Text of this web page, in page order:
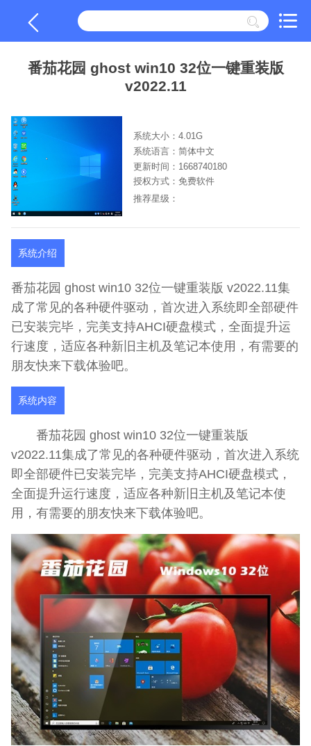
番茄花园 ghost win10 32位一键重装版
v2022.11
系统大小：4.01G
系统语言：简体中文
更新时间：1668740180
授权方式：免费软件
推荐星级：
系统介绍
番茄花园 ghost win10 32位一键重装版 v2022.11集
成了常见的各种硬件驱动，首次进入系统即全部硬件
已安装完毕，完美支持AHCI硬盘模式，全面提升运
行速度，适应各种新旧主机及笔记本使用，有需要的
朋友快来下载体验吧。
系统内容
番茄花园 ghost win10 32位一键重装版
v2022.11集成了常见的各种硬件驱动，首次进入系统
即全部硬件已安装完毕，完美支持AHCI硬盘模式，
全面提升运行速度，适应各种新旧主机及笔记本使
用，有需要的朋友快来下载体验吧。